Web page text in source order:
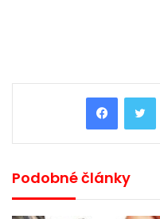
Podobné články